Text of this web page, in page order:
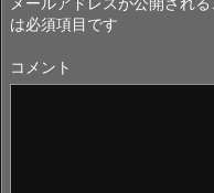
は必須項目です
コメント